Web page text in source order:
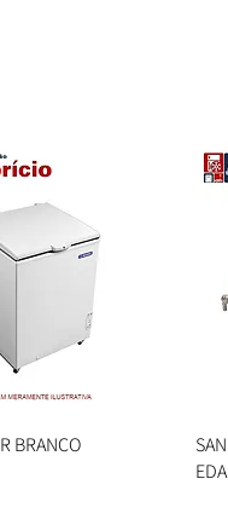
rápida
BRANCO